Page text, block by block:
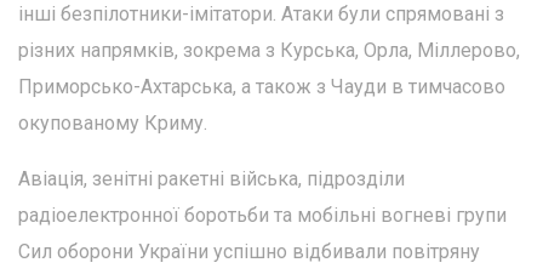
інші безпілотники-імітатори. Атаки були спрямовані з
різних напрямків, зокрема з Курська, Орла, Міллерово,
Приморсько-Ахтарська, а також з Чауди в тимчасово
окупованому Криму.
Авіація, зенітні ракетні війська, підрозділи
радіоелектронної боротьби та мобільні вогневі групи
Сил оборони України успішно відбивали повітряну